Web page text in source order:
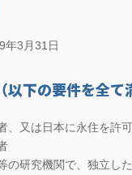
年3月31日
以下の要件を全て
又は日本に永住を許
研究機関で、独立し